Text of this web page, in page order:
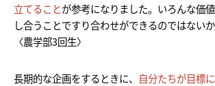
立てることが参考になりました。いろんな価
し合うことですり合わせができるのではないか
〈農学部3回生〉
長期的な企画をするときに、 自分たちが目標